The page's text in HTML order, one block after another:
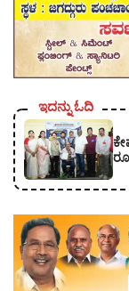
ಇದನ್ನು ಓದಿ